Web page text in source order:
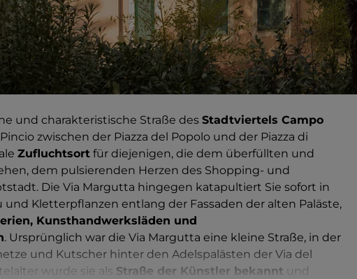
und charakteristische Straße des Stadtviertels Campo
Pincio zwischen der Piazza del Popolo und der Piazza di
Zufluchtsort für diejenigen, die dem überfüllten und
dem pulsierenden Herzen des Shopping- und
Die Via Margutta hingegen katapultiert Sie sofort in
und Kletterpflanzen entlang der Fassaden der alten Paläste,
Kunsthandwerksläden und
. Ursprünglich war die Via Margutta eine kleine Straße, in der
und Kutscher hinter den Adelspalästen der Via del
wurde sie als Straße der Künstler bekannt und